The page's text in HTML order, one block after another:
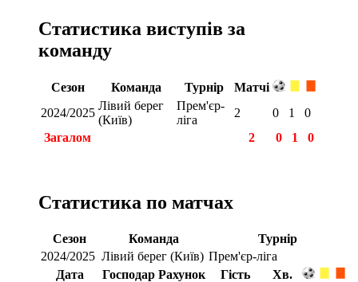
Статистика виступів за
команду
Сезон Команда Турнір
Матчі
2024/2025
Лівий берег
(Київ)
Прем'єр-
ліга
2 0 1
0
Загалом
2 0 1 0
Статистика по матчах
Сезон Команда
Турнір
2024/2025 Лівий берег (Київ) Прем'єр-ліга
Дата
Господар Рахунок Гість Хв.